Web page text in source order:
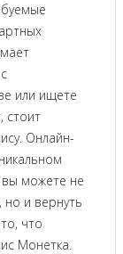
или ищете
стоит
Онлайн-
вы можете не
и вернуть
что
Монетка.